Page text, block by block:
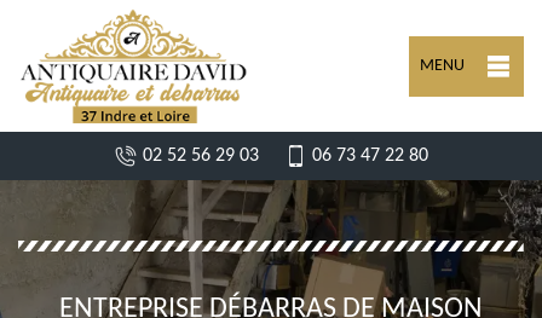
MENU
02 52 56 29 03 06 73 47 22 80
ENTREPRISE DÉBARRAS DE MAISON